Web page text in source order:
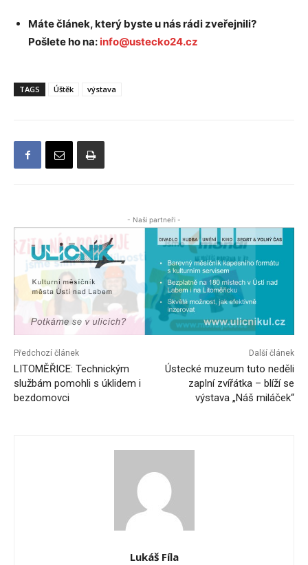
Máte článek, který byste u nás rádi zveřejnili?
Pošlete ho na: info@ustecko24.cz
TAGS Úštěk výstava
- Naši partneři -
Předchozí článek
LITOMĚŘICE: Technickým
službám pomohli s úklidem i
bezdomovci
Další článek
Ústecké muzeum tuto neděli
zaplní zvířátka – blíží se
výstava „Náš miláček“
Lukáš Fíla